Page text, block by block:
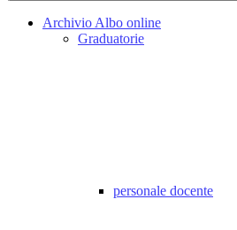
Archivio Albo online
Graduatorie
personale docente